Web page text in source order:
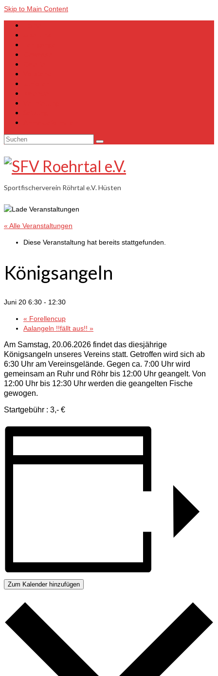
Skip to Main Content
Suchen
Sportfischerverein Röhrtal e.V. Hüsten
« Alle Veranstaltungen
Diese Veranstaltung hat bereits stattgefunden.
Königsangeln
Juni 20 6:30 - 12:30
« Forellencup
Aalangeln !!fällt aus!! »
Am Samstag, 20.06.2026 findet das diesjährige
Königsangeln unseres Vereins statt. Getroffen wird sich ab
6:30 Uhr am Vereinsgelände. Gegen ca. 7:00 Uhr wird
gemeinsam an Ruhr und Röhr bis 12:00 Uhr geangelt. Von
12:00 Uhr bis 12:30 Uhr werden die geangelten Fische
gewogen.
Startgebühr : 3,- €
Zum Kalender hinzufügen